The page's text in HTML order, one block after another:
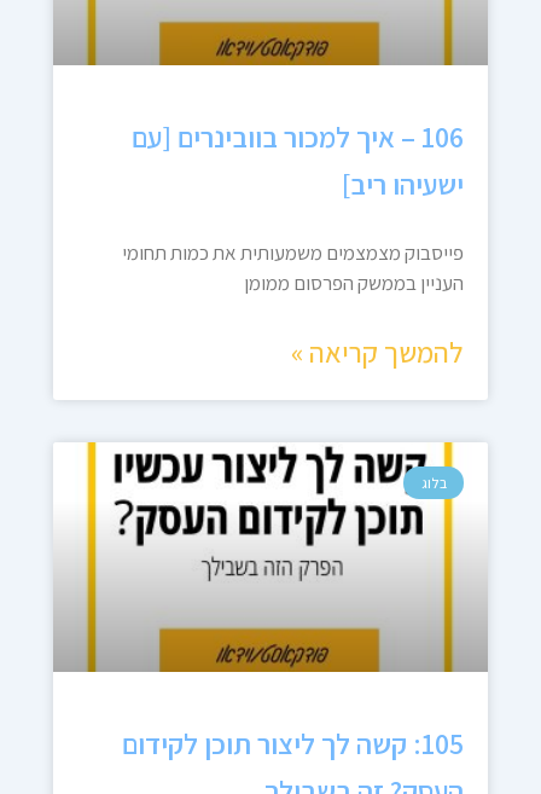
106 – איך למכור בוובינרים [עם
ישעיהו ריב]
פייסבוק מצמצמים משמעותית את כמות תחומי
העניין בממשק הפרסום ממומן
להמשך קריאה »
בלוג
105: קשה לך ליצור תוכן לקידום